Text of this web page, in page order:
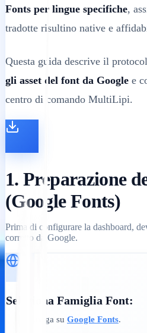
Fonts per lingue specifiche,
tradotte risultino native e
Questa guida descrive il
gli asset del font da Google e
centro di comando MultiLipi.
1. Preparazione
(Google Fonts)
Prima di configurare la dashboard,
corretto da Google.
Seleziona Famiglia Font:
Naviga su Google Fonts.